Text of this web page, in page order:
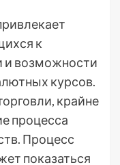
к
и возможности
курсов.
крайне
процесса
Процесс
показаться